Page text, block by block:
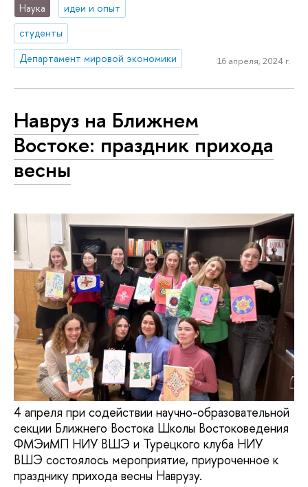
Наука
идеи и опыт
студенты
Департамент мировой экономики
16 апреля, 2024 г.
Навруз на Ближнем
Востоке: праздник прихода
весны
4 апреля при содействии научно-образовательной
секции Ближнего Востока Школы Востоковедения
ФМЭиМП НИУ ВШЭ и Турецкого клуба НИУ
ВШЭ состоялось мероприятие, приуроченное к
празднику прихода весны Наврузу.